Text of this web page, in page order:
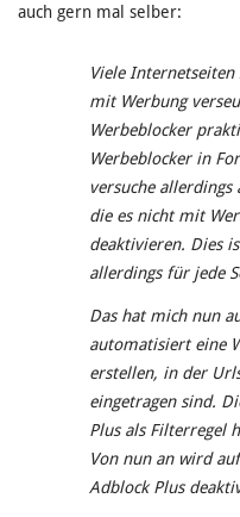
auch gern mal selber:
Viele
mit Werbung
Werbeblocker
Werbeblocker in
versuche allerdings
die es nicht mit
deaktivieren. Dies
allerdings für jede
Das hat mich nun
automatisiert eine
erstellen, in der
eingetragen sind.
Plus als Filterregel
Von nun an wird
Adblock Plus